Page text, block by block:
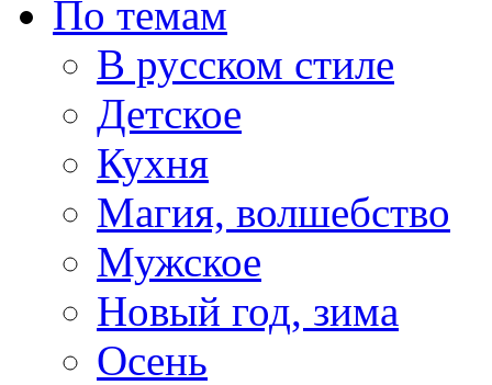
По темам
В русском стиле
Детское
Кухня
Магия, волшебство
Мужское
Новый год, зима
Осень